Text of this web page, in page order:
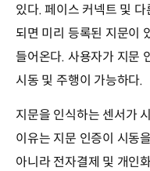
있다. 페이스 커넥트 및
되면 미리 등록된 지문이
들어온다. 사용자가 지문
시동 및 주행이 가능하다.
지문을 인식하는 센서가
이유는 지문 인증이 시동
아니라 전자결제 및 개인